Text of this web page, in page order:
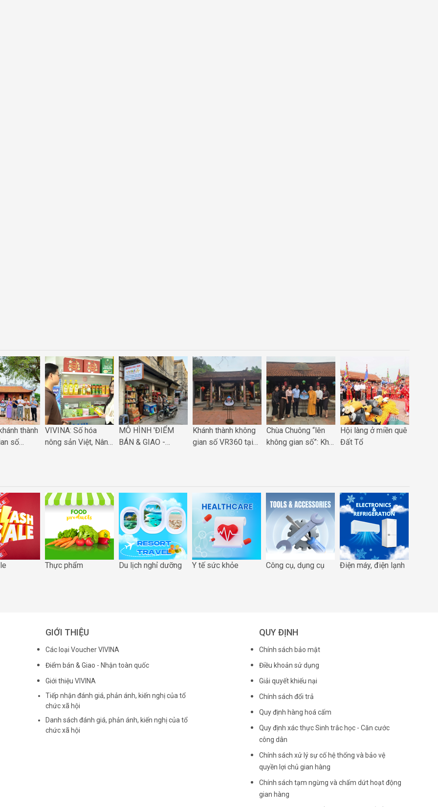
thành
số
VIVINA: Số hóa
nông sản Việt, Nâng
MÔ HÌNH 'ĐIỂM
BÁN & GIAO -
THỐNG
Khánh thành không
gian số VR360 tại
Chùa Chuông “lên
không gian số”: Khi
Hội làng ở miền quê
Đất Tổ
Thực phẩm Du lịch nghỉ dưỡng Y tế sức khỏe Công cụ, dụng cụ Điện máy, điện lạnh
GIỚI THIỆU
Các loại Voucher VIVINA
Điểm bán & Giao - Nhận toàn quốc
Giới thiệu VIVINA
Tiếp nhận đánh giá, phản ánh, kiến nghị của tổ
chức xã hội
Danh sách đánh giá, phản ánh, kiến nghị của tổ
chức xã hội
QUY ĐỊNH
Chính sách bảo mật
Điều khoản sử dụng
Giải quyết khiếu nại
Chính sách đổi trả
Quy định hàng hoá cấm
Quy định xác thực Sinh trắc học - Căn cước
công dân
Chính sách xử lý sự cố hệ thống và bảo vệ
quyền lợi chủ gian hàng
Chính sách tạm ngừng và chấm dứt hoạt động
gian hàng